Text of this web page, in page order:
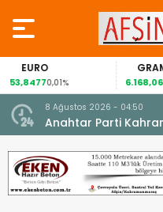
EURO
53,84770,01% 6.168,06
8 Ağustos 2026 - 04:50
Anahtar Parti
Afşin Teşkilatı ile